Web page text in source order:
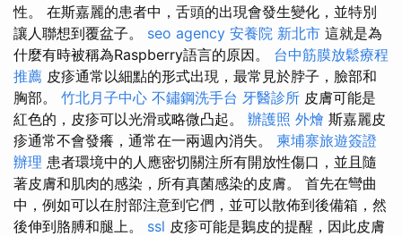
性。 在斯嘉麗的患者中，舌頭的出現會發生變化，並特別
讓人聯想到覆盆子。 seo agency 安養院 新北市 這就是為
什麼有時被稱為Raspberry語言的原因。 台中筋膜放鬆療程
推薦 皮疹通常以細點的形式出現，最常見於脖子，臉部和
胸部。 竹北月子中心 不鏽鋼洗手台 牙醫診所 皮膚可能是
紅色的，皮疹可以光滑或略微凸起。 辦護照 外燴 斯嘉麗皮
疹通常不會發癢，通常在一兩週內消失。 柬埔寨旅遊簽證
辦理 患者環境中的人應密切關注所有開放性傷口，並且隨
著皮膚和肌肉的感染，所有真菌感染的皮膚。 首先在彎曲
中，例如可以在肘部注意到它們，並可以散佈到後備箱，然
後伸到胳膊和腿上。 ssl 皮疹可能是鵝皮的提醒，因此皮膚